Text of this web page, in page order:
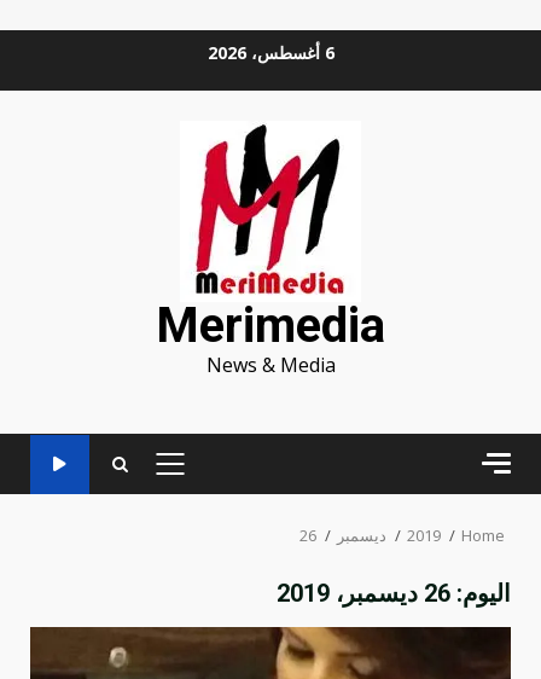
6 أغسطس، 2026
Merimedia
News & Media
PRIMARY
Home
2019 ديسمبر 26
اليوم: 26 ديسمبر، 2019